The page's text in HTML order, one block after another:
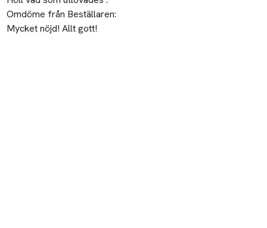
Omdöme från Beställaren:
Mycket nöjd! Allt gott!